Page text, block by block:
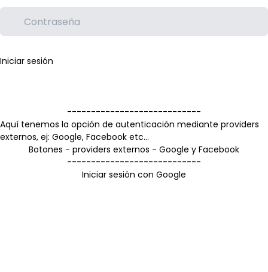
Iniciar sesión
----------------------------
Aquí tenemos la opción de autenticación mediante providers
externos, ej: Google, Facebook etc...
Botones - providers externos - Google y Facebook
----------------------------
Iniciar sesión con Google